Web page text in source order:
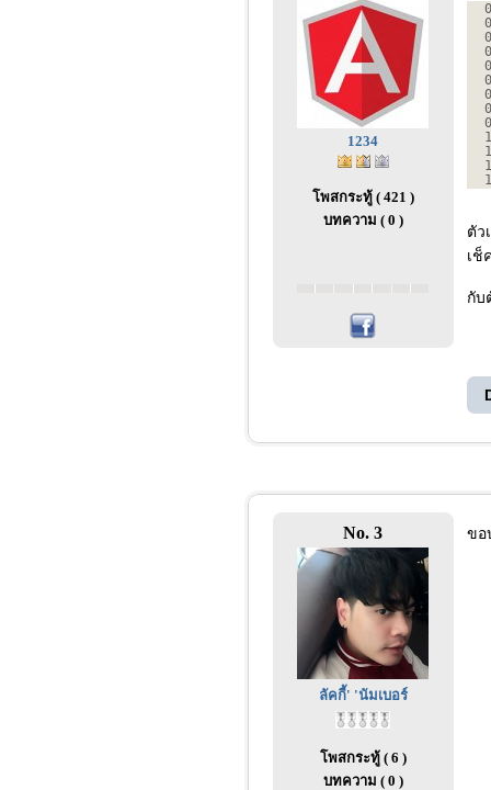
1234
โพสกระทู้ ( 421 )
บทความ ( 0 )
ตัว
เช็
กับ
No. 3
ลัคกี้' 'นัมเบอร์
โพสกระทู้ ( 6 )
บทความ ( 0 )
ขอ